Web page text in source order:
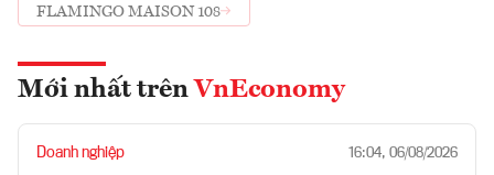
FLAMINGO MAISON 108
Mới nhất trên VnEconomy
Doanh nghiệp 16:04, 06/08/2026